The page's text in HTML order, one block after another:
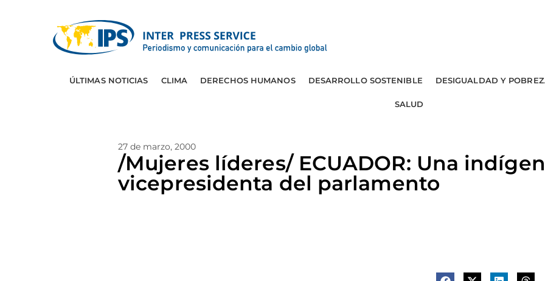
ÚLTIMAS NOTICIAS CLIMA DERECHOS HUMANOS DESARROLLO SOSTENIBLE DESIGUALDAD Y
SALUD
27 de marzo, 2000
/Mujeres líderes/ ECUADOR: Una
vicepresidenta del parlamento